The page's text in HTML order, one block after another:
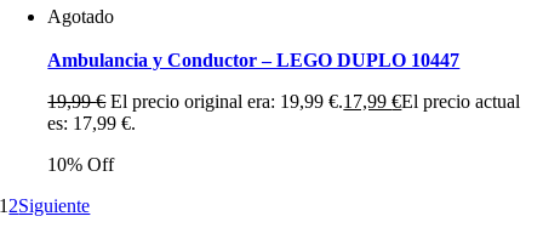
Agotado
Ambulancia y Conductor – LEGO DUPLO 10447
19,99€ El precio original era: 19,99 €.17,99€El precio actual
es: 17,99 €.
10% Off
1 2Siguiente